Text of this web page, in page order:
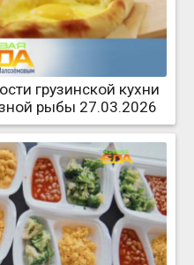
грузинской кухни
рыбы 27.03.2026